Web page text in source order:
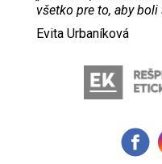
všetko pre to, aby boli
Evita Urbaníková